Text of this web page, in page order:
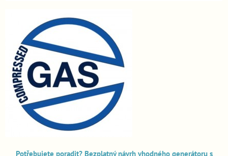
Potřebujete poradit? Bezplatný návrh vhodného generátoru s